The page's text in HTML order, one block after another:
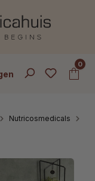
0
Nutricosmedicals